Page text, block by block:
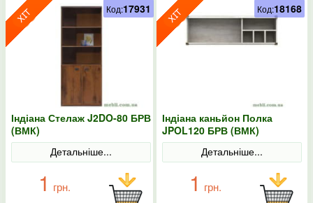
Індіана Стелаж J2DO-80 БРВ
(ВМК)
Детальніше...
1 грн.
Код:17931
Індіана каньйон Полка
JPOL120 БРВ (ВМК)
Детальніше...
1 грн.
Код:18168